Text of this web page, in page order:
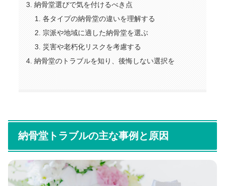
納骨堂選びで気を付けるべき点
各タイプの納骨堂の違いを理解する
宗派や地域に適した納骨堂を選ぶ
災害や老朽化リスクを考慮する
納骨堂のトラブルを知り、後悔しない選択を
納骨堂トラブルの主な事例と原因